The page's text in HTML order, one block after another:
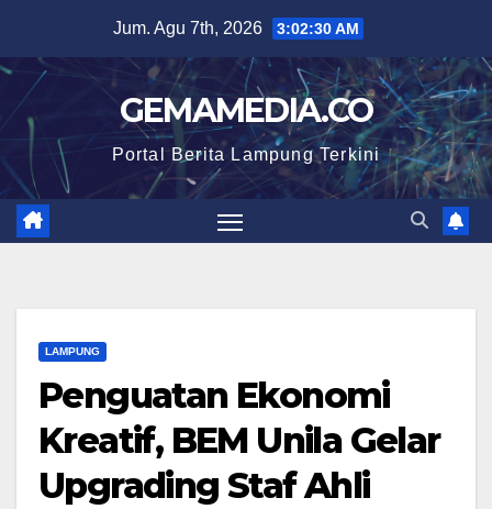
content
Jum. Agu 7th, 2026 3:02:31 AM
GEMAMEDIA.CO
Portal Berita Lampung Terkini
LAMPUNG
Penguatan Ekonomi
Kreatif, BEM Unila Gelar
Upgrading Staf Ahli